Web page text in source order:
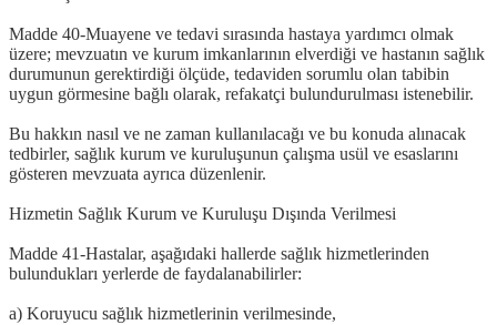
Madde 40-Muayene ve tedavi sırasında hastaya yardımcı olmak
üzere; mevzuatın ve kurum imkanlarının elverdiği ve hastanın sağlık
durumunun gerektirdiği ölçüde, tedaviden sorumlu olan tabibin
uygun görmesine bağlı olarak, refakatçi bulundurulması istenebilir.
Bu hakkın nasıl ve ne zaman kullanılacağı ve bu konuda alınacak
tedbirler, sağlık kurum ve kuruluşunun çalışma usül ve esaslarını
gösteren mevzuata ayrıca düzenlenir.
Hizmetin Sağlık Kurum ve Kuruluşu Dışında Verilmesi
Madde 41-Hastalar, aşağıdaki hallerde sağlık hizmetlerinden
bulundukları yerlerde de faydalanabilirler:
a) Koruyucu sağlık hizmetlerinin verilmesinde,